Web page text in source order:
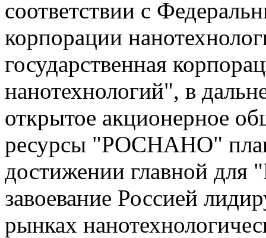
соответствии с
корпорации
государственная
нанотехнологий", в
открытое акционерное
ресурсы "РОСНАНО"
достижении главной
завоевание Россией
рынках